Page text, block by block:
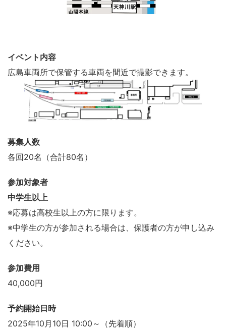
イベント内容
広島車両所で保管する車両を間近で撮影できます。
募集人数
各回20名（合計80名）
参加対象者
中学生以上
※応募は高校生以上の方に限ります。
※中学生の方が参加される場合は、保護者の方が申し込み
ください。
参加費用
40,000円
予約開始日時
2025年10月10日 10:00～（先着順）